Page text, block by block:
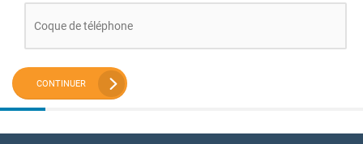
Coque de téléphone
CONTINUER